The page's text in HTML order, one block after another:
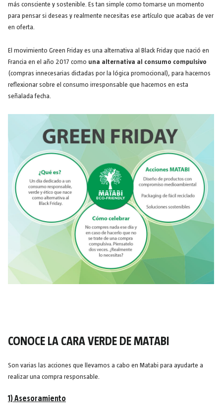
más consciente y sostenible. Es tan simple como tomarse un momento
para pensar si deseas y realmente necesitas ese artículo que acabas de ver
en oferta.
El movimiento Green Friday es una alternativa al Black Friday que nació en
Francia en el año 2017 como una alternativa al consumo compulsivo
(compras innecesarias dictadas por la lógica promocional), para hacernos
reflexionar sobre el consumo irresponsable que hacemos en esta
señalada fecha.
CONOCE LA CARA VERDE DE MATABI
Son varias las acciones que llevamos a cabo en Matabi para ayudarte a
realizar una compra responsable.
1) Asesoramiento